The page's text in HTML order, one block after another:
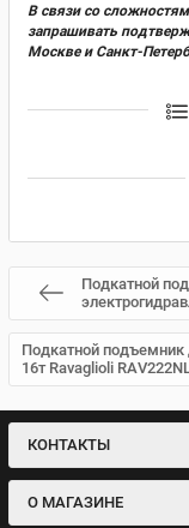
В связи со
запрашивать
Москве и Санкт-
Подкатной
Подкатной подъемник
16т Ravaglioli
КОНТАКТЫ
О МАГАЗИНЕ